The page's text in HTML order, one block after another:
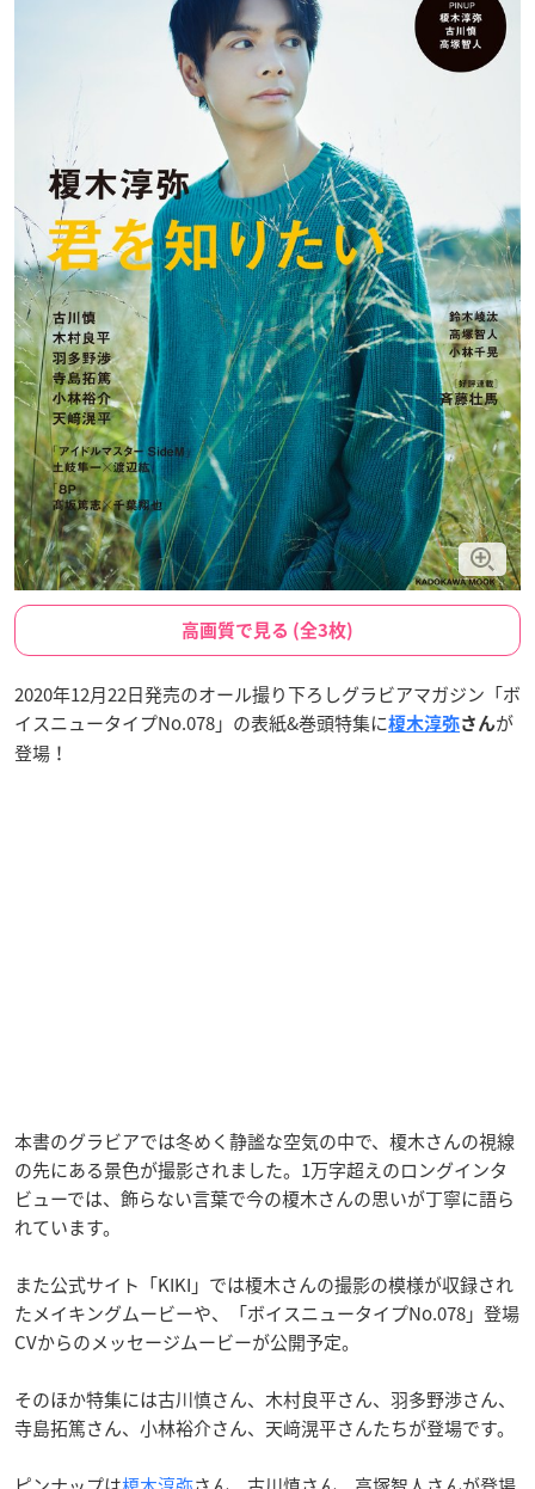
高画質で見る (全3枚)
2020年12月22日発売のオール撮り下ろしグラビアマガジン「ボ
イスニュータイプNo.078」の表紙&巻頭特集に榎木淳弥さんが
登場！
本書のグラビアでは冬めく静謐な空気の中で、榎木さんの視線
の先にある景色が撮影されました。1万字超えのロングインタ
ビューでは、飾らない言葉で今の榎木さんの思いが丁寧に語ら
れています。
また公式サイト「KIKI」では榎木さんの撮影の模様が収録され
たメイキングムービーや、「ボイスニュータイプNo.078」登場
CVからのメッセージムービーが公開予定。
そのほか特集には古川慎さん、木村良平さん、羽多野渉さん、
寺島拓篤さん、小林裕介さん、天﨑滉平さんたちが登場です。